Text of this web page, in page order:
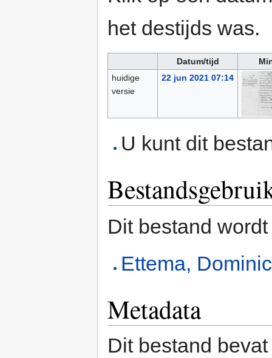
het destijds was.
Datum/tijd
huidige
versie
22 jun 2021 07:14
U kunt dit
Dit bestand
Ettema,
Metadata
Dit bestand